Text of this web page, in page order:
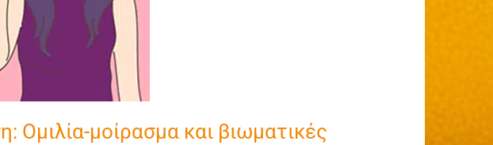
Ομιλία-μοίρασμα και βιωματικές